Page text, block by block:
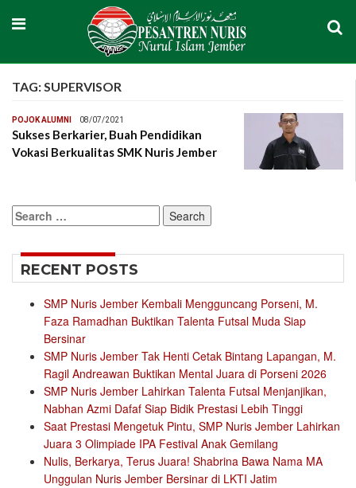
TAG:SUPERVISOR
POJOK ALUMNI 08/07/2021
Sukses Berkarier, Buah Pendidikan
Vokasi Berkualitas SMK Nuris Jember
Search
for:
RECENT POSTS
SMP Nuris Jember Kembali Mengguncang Porseni, M.
Faza Ramadhan Buktikan Talenta Futsal Muda Siap
Bersinar
SMP Nuris Jember Tak Henti Cetak Bintang Lapangan, M.
Ragil Andreawan Buktikan Mental Juara di Porseni 2026
SMP Nuris Jember Lahirkan Talenta Futsal Menjanjikan,
Nabhan Azmi Dafaf Siap Bidik Prestasi Lebih Tinggi
Saat Prestasi Mengetuk Pintu, SMP Nuris Jember Lahirkan
Juara 3 Olimpiade IPA Festival Anak Gemilang
Nulis, Berkarya, Terus Juara! Shabrina Bawa Nama MA
Unggulan Nuris Jember Bersinar di LKTI Jatim